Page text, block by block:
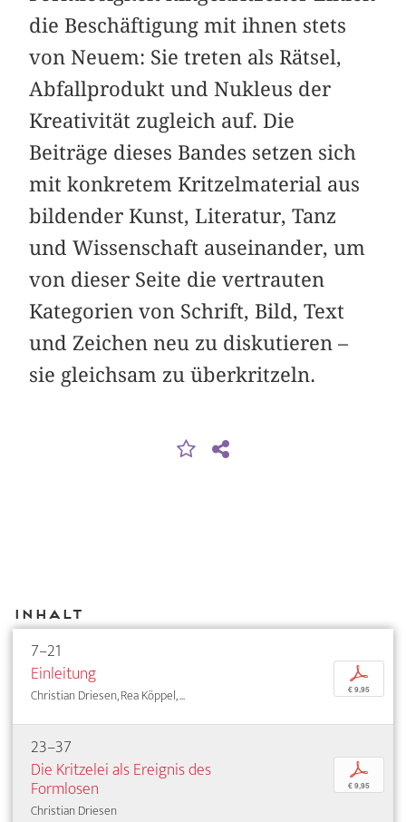
die Beschäftigung mit ihnen stets
von Neuem: Sie treten als Rätsel,
Abfallprodukt und Nukleus der
Kreativität zugleich auf. Die
Beiträge dieses Bandes setzen sich
mit konkretem Kritzelmaterial aus
bildender Kunst, Literatur, Tanz
und Wissenschaft auseinander, um
von dieser Seite die vertrauten
Kategorien von Schrift, Bild, Text
und Zeichen neu zu diskutieren –
sie gleichsam zu überkritzeln.
Inhalt
7–21
Einleitung
Christian Driesen, Rea Köppel, ...
p
€ 9,95
23–37
Die Kritzelei als Ereignis des
Formlosen
Christian Driesen
p
€ 9,95